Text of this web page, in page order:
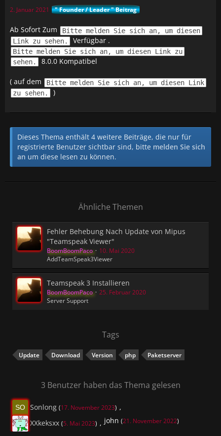
2. Januar 2021 " Founder / Leader " Beitrag
Ab Sofort Zum
Bitte melden Sie sich an, um diesen
Link zu sehen.
Verfügbar .
Bitte melden Sie sich an, um diesen Link zu
sehen.
8.0.0 Kompatibel
( auf dem
Bitte melden Sie sich an, um diesen Link
zu sehen.
)
Dieses Thema enthält 4 weitere Beiträge, die nur für
registrierte Benutzer sichtbar sind, bitte melden Sie sich
an um diese lesen zu können.
Ähnliche Themen
Fehler Behebung Nach Update von Mipus
"Teamspeak Viewer"
BoomBoomPaco
10. Mai 2020
AddTeamSpeak3Viewer
Teamspeak 3 Installieren
BoomBoomPaco
25. Februar 2020
Server Support
Tags
Update Download Version php Paketserver
3 Benutzer haben das Thema gelesen
Sonlong (17. November 2023)
XXkeksxx (5. Mai 2023) john (21. November 2022)